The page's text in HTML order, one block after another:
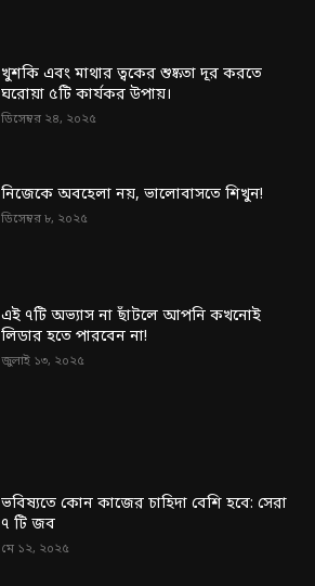
খুশকি এবং মাথার ত্বকের শুষ্কতা দূর করতে
ঘরোয়া ৫টি কার্যকর উপায়।
ডিসেম্বর ২৪, ২০২৫
নিজেকে অবহেলা নয়, ভালোবাসতে শিখুন!
ডিসেম্বর ৮, ২০২৫
এই ৭টি অভ্যাস না ছাঁটলে আপনি কখনোই
লিডার হতে পারবেন না!
জুলাই ১৩, ২০২৫
ভবিষ্যতে কোন কাজের চাহিদা বেশি হবে: সেরা
৭ টি জব
মে ১২, ২০২৫